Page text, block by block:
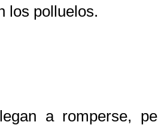
los polluelos.
a romperse,